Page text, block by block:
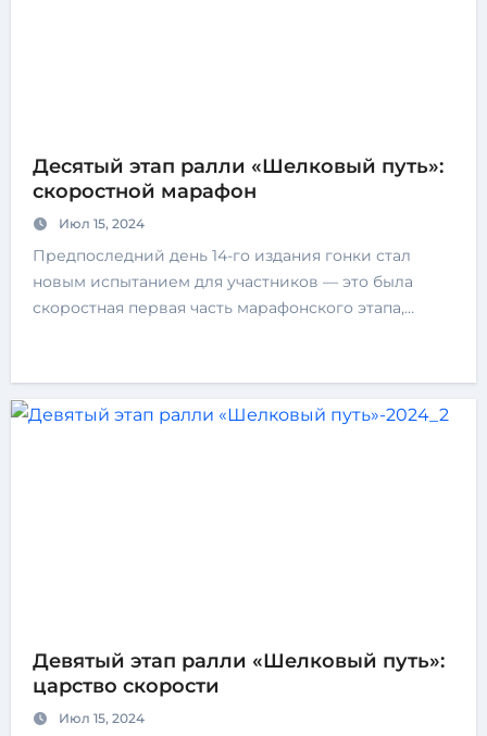
Десятый этап ралли «Шелковый путь»:
скоростной марафон
Июл 15, 2024
Предпоследний день 14-го издания гонки стал
новым испытанием для участников — это была
скоростная первая часть марафонского этапа,…
Девятый этап ралли «Шелковый путь»:
царство скорости
Июл 15, 2024